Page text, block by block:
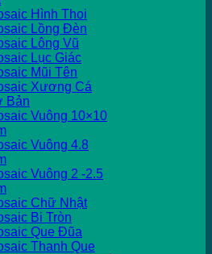
Hình Thoi
Lồng Đèn
Lông Vũ
Lục Giác
Mũi Tên
Xương Cá
Bản
Vuông 10×10
Vuông 4.8
Vuông 2 -2.5
Chữ Nhật
Bi Tròn
Que Đũa
Thanh Que